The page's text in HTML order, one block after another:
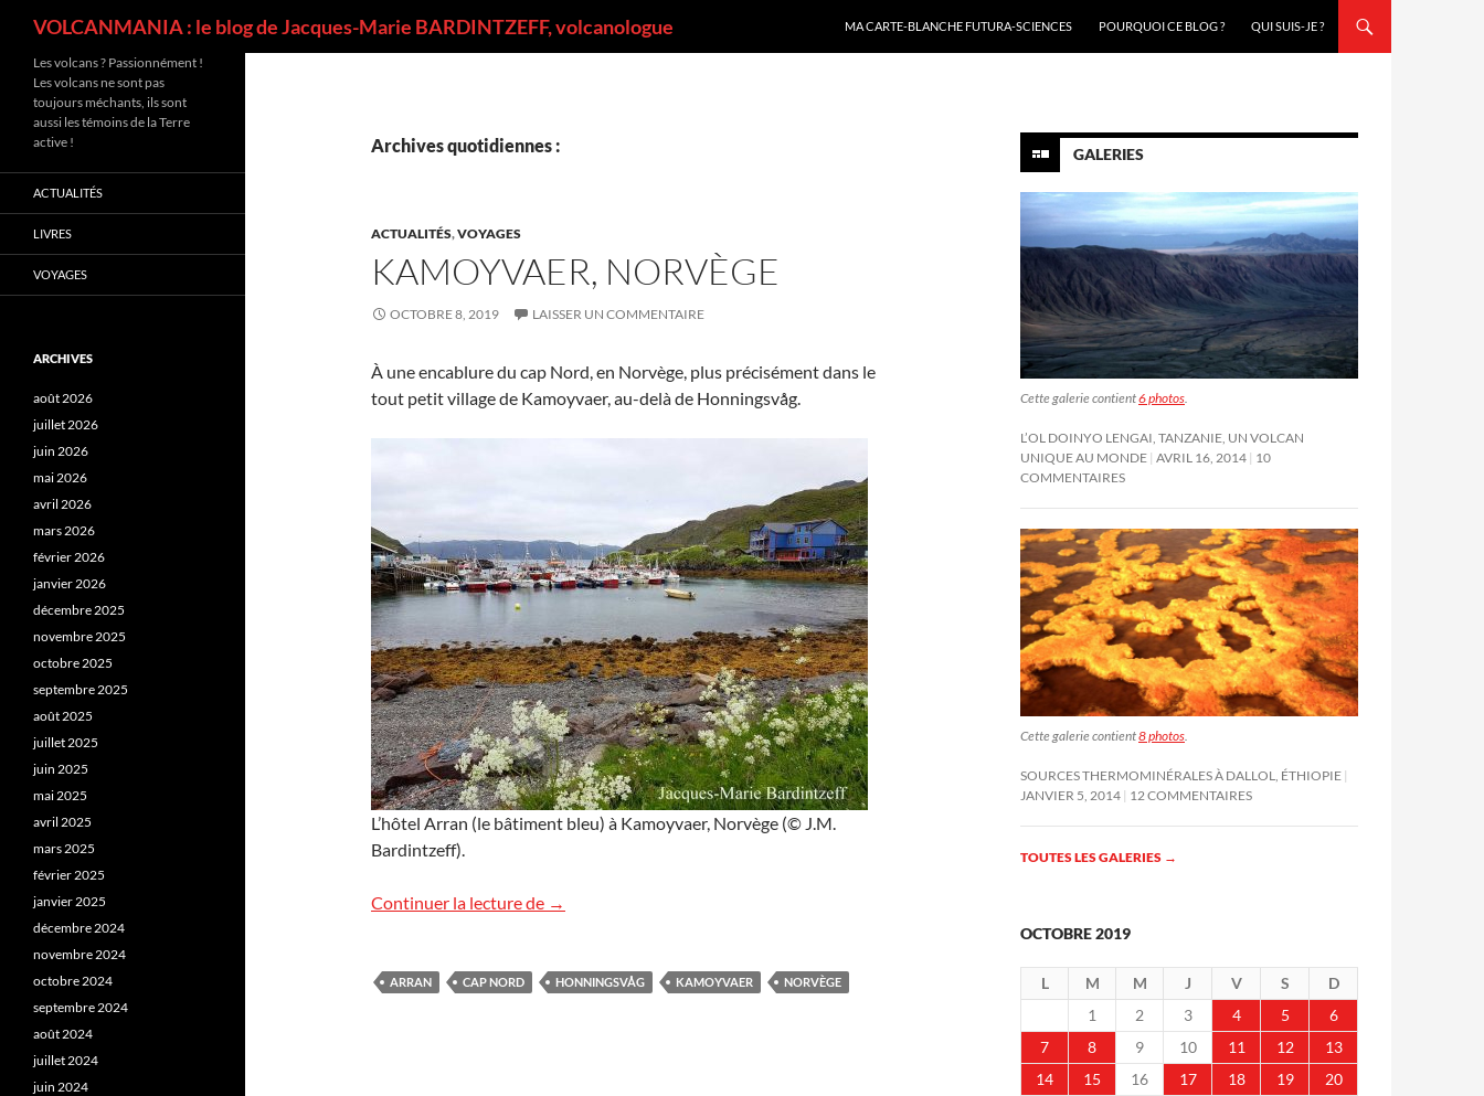
VOLCANMANIA : le blog de Jacques-Marie BARDINTZEFF, volcanologue
MA CARTE-BLANCHE FUTURA-SCIENCES
POURQUOI CE BLOG ? QUI SUIS-JE ?
Archives quotidiennes :
ACTUALITÉS,VOYAGES
KAMOYVAER, NORVÈGE
OCTOBRE 8, 2019 LAISSER UN COMMENTAIRE
À une encablure du cap Nord, en Norvège, plus précisément dans le
tout petit village de Kamoyvaer, au-delà de Honningsvåg.
L’hôtel Arran (le bâtiment bleu) à Kamoyvaer, Norvège (© J.M.
Bardintzeff).
Continuer la lecture de Kamoyvaer, Norvège
→
ARRAN CAP NORD HONNINGSVÅG KAMOYVAER NORVÈGE
GALERIES
Cette galerie contient6 photos.
L’OL DOINYO LENGAI, TANZANIE, UN VOLCAN
UNIQUE AU MONDE AVRIL 16, 2014 10
COMMENTAIRES
Cette galerie contient8 photos
SOURCES THERMOMINÉRALES À DALLOL, ÉTHIOPIE
JANVIER 5, 2014 12 COMMENTAIRES
TOUTES LES GALERIES →
OCTOBRE 2019
L M M J V S
D
1
2 3 4 5
6
7
8 9 10 11 12
13
14
15 16 17 18 19
20
Les volcans ? Passionnément !
Les volcans ne sont pas
toujours méchants, ils sont
aussi les témoins de la Terre
active !
ACTUALITÉS
LIVRES
VOYAGES
ARCHIVES
août 2026
juillet 2026
juin 2026
mai 2026
avril 2026
mars 2026
février 2026
janvier 2026
décembre 2025
novembre 2025
octobre 2025
septembre 2025
août 2025
juillet 2025
juin 2025
mai 2025
avril 2025
mars 2025
février 2025
janvier 2025
décembre 2024
novembre 2024
octobre 2024
septembre 2024
août 2024
juillet 2024
juin 2024